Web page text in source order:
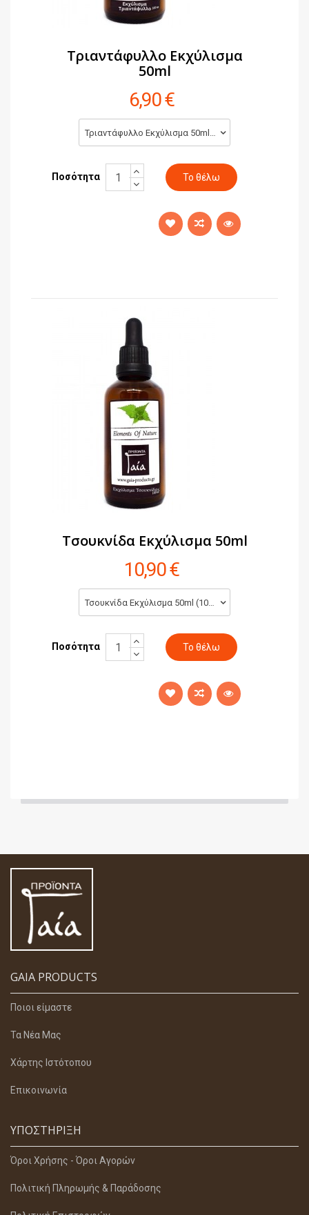
Τριαντάφυλλο Εκχύλισμα
50ml
6,90 €
Τριαντάφυλλο Εκχύλισμα 50ml (6,90 €)
Ποσότητα
Τσουκνίδα Εκχύλισμα 50ml
10,90 €
Τσουκνίδα Εκχύλισμα 50ml (10,90 €)
Ποσότητα
GAIA PRODUCTS
Ποιοι είμαστε
Τα Νέα Μας
Χάρτης Ιστότοπου
Επικοινωνία
ΥΠΟΣΤΉΡΙΞΗ
Όροι Χρήσης - Όροι Αγορών
Πολιτική Πληρωμής & Παράδοσης